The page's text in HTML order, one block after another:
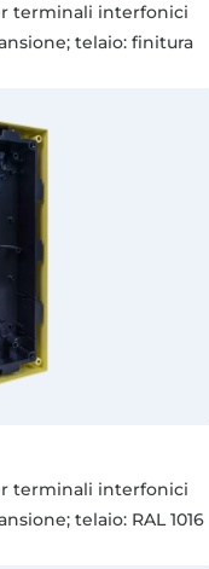
terminali interfonici
telaio: finitura
terminali interfonici
telaio: RAL 1016